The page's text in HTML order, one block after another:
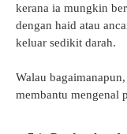
kerana ia mungkin
dengan haid atau
keluar sedikit darah.
Walau
membantu mengenal